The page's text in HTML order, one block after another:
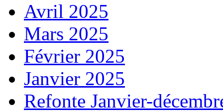
Avril 2025
Mars 2025
Février 2025
Janvier 2025
Refonte Janvier-